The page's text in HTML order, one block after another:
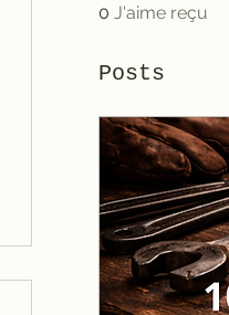
0 J'aime reçu
Posts